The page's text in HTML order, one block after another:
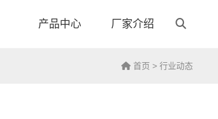
产品中心 厂家介绍
首页 > 行业动态